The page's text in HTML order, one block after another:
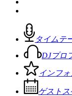
タイムテ
DJプロ
インフ
ゲスト